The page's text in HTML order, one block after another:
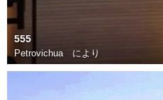
555
Petrovichuaにより